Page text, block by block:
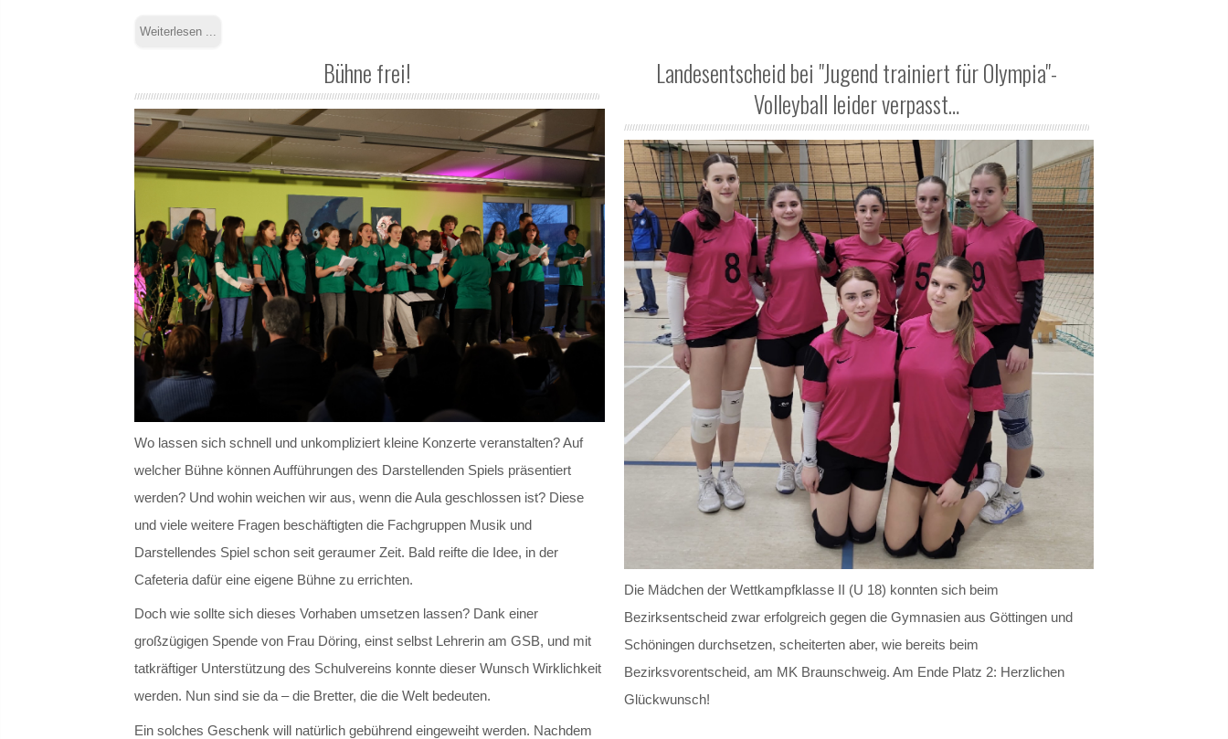
Weiterlesen ...
Bühne frei!
Wo lassen sich schnell und unkompliziert kleine Konzerte veranstalten? Auf
welcher Bühne können Aufführungen des Darstellenden Spiels präsentiert
werden? Und wohin weichen wir aus, wenn die Aula geschlossen ist? Diese
und viele weitere Fragen beschäftigten die Fachgruppen Musik und
Darstellendes Spiel schon seit geraumer Zeit. Bald reifte die Idee, in der
Cafeteria dafür eine eigene Bühne zu errichten.
Doch wie sollte sich dieses Vorhaben umsetzen lassen? Dank einer
großzügigen Spende von Frau Döring, einst selbst Lehrerin am GSB, und mit
tatkräftiger Unterstützung des Schulvereins konnte dieser Wunsch Wirklichkeit
werden. Nun sind sie da – die Bretter, die die Welt bedeuten.
Ein solches Geschenk will natürlich gebührend eingeweiht werden. Nachdem
Landesentscheid bei "Jugend trainiert für Olympia"-
Volleyball leider verpasst…
Die Mädchen der Wettkampfklasse II (U 18) konnten sich beim
Bezirksentscheid zwar erfolgreich gegen die Gymnasien aus Göttingen und
Schöningen durchsetzen, scheiterten aber, wie bereits beim
Bezirksvorentscheid, am MK Braunschweig. Am Ende Platz 2: Herzlichen
Glückwunsch!